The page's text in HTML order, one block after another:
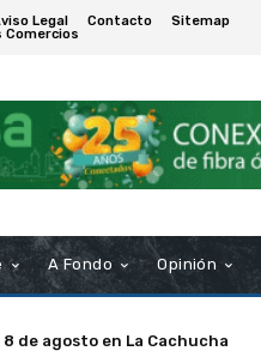
Legal Contacto
Sitemap
Comercios
A Fondo Opinión
de agosto en La Cachucha